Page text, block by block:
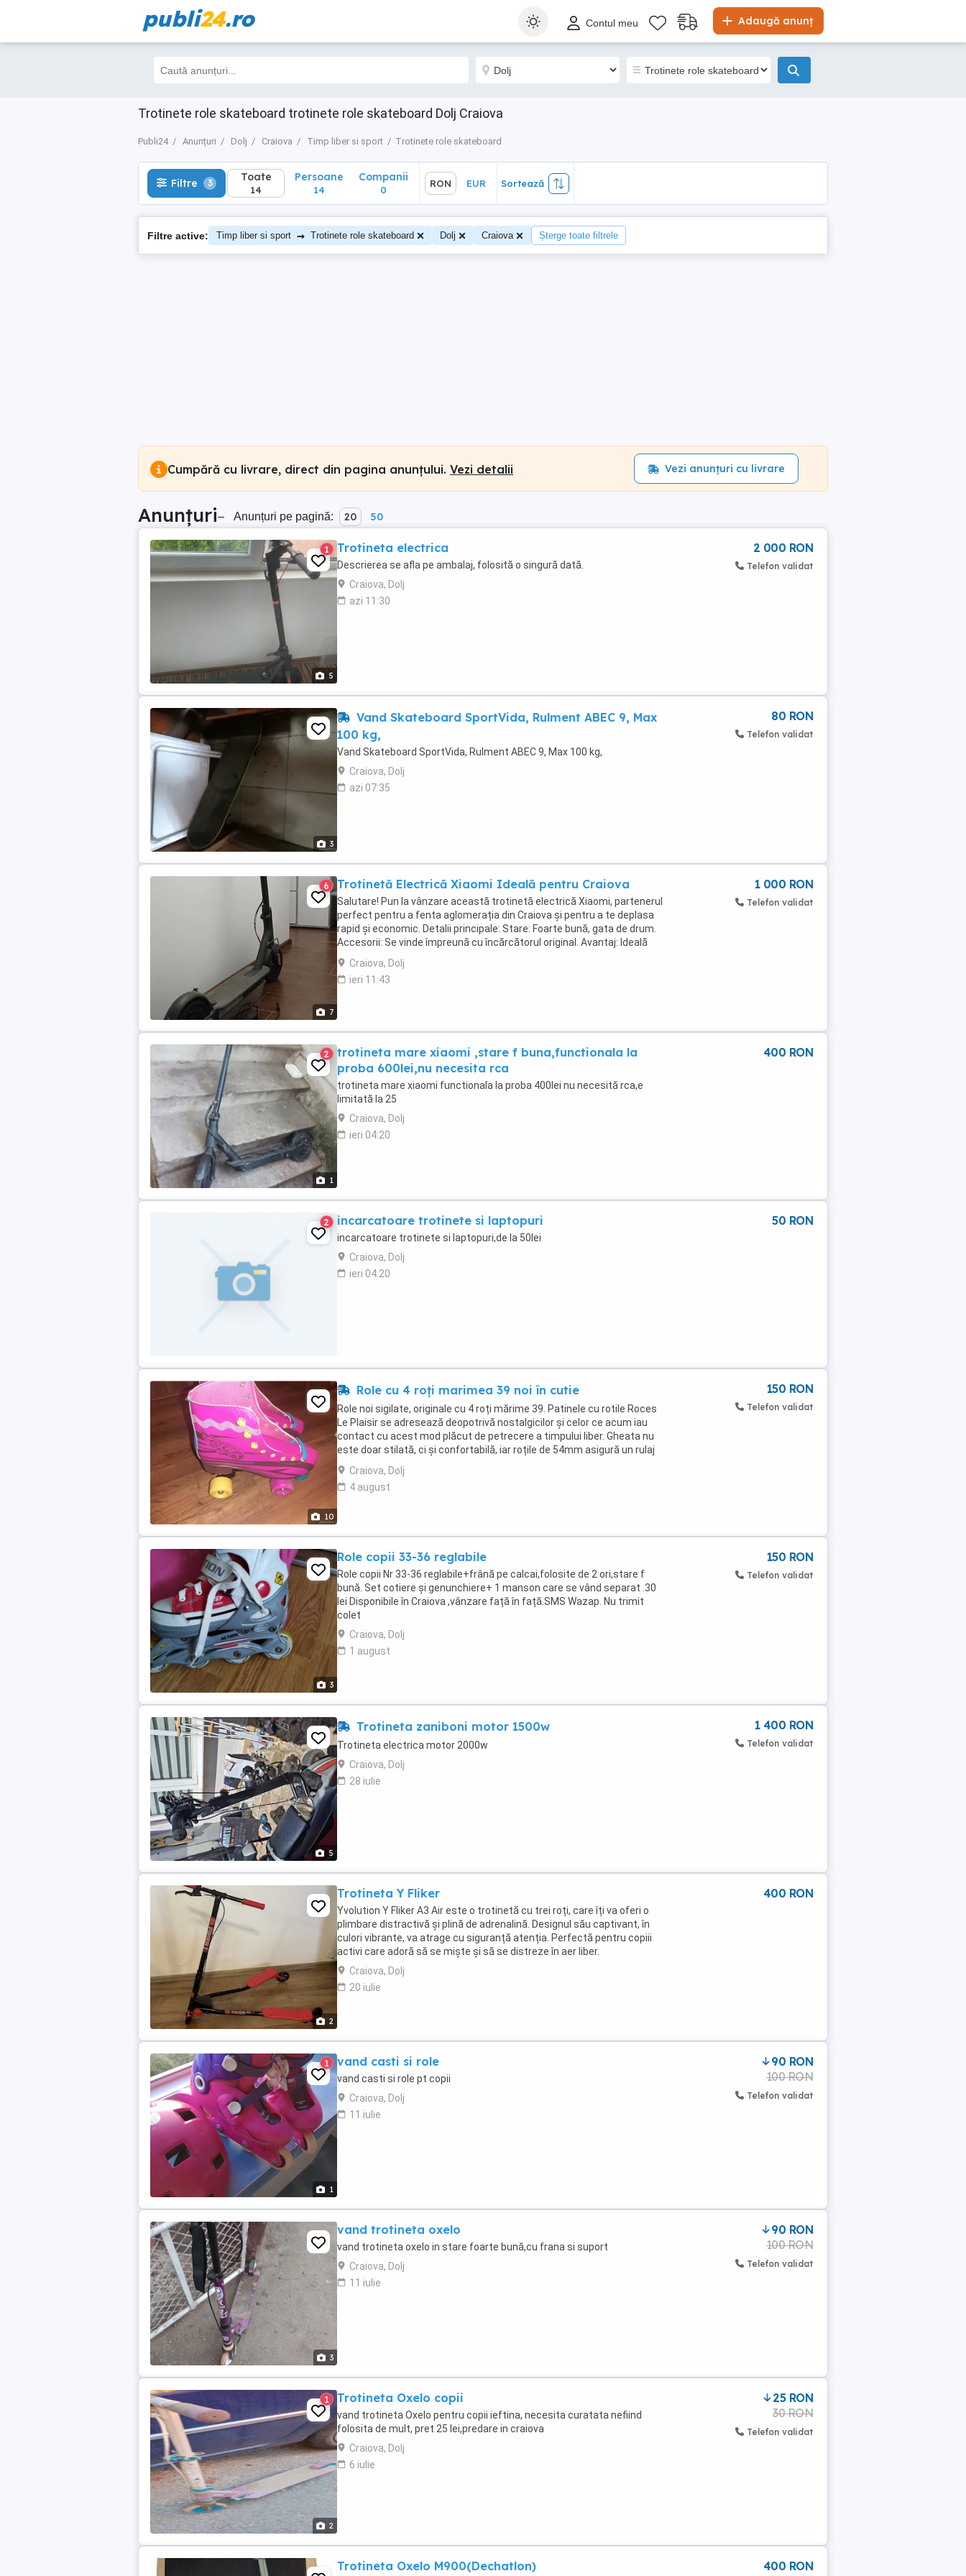
publi24.ro Adaugă anunț
Contul meu
Trotinete role skateboard trotinete role skateboard Dolj Craiova
Publi24 Anunțuri Dolj Craiova Timp liber si sport Trotinete role skateboard
Filtre 3 Toate
14
Sortează
Filtre 3 Toate
14
Persoane
14
Companii
0
RON EUR Sortează
Filtre active: Timp liber si sport → Trotinete role skateboard Dolj Craiova Șterge toate filtrele
Cumpără cu livrare, direct din pagina anunțului. Vezi detalii Vezi anunțuri cu livrare
Anunțuri– Anunțuri pe pagină: 20 50
5
1 Trotineta electrica
Descrierea se afla pe ambalaj, folosită o singură dată.
Craiova, Dolj
azi 11:30
2 000 RON
Telefon validat
3
Vand Skateboard SportVida, Rulment ABEC 9, Max
100 kg,
Vand Skateboard SportVida, Rulment ABEC 9, Max 100 kg,
Craiova, Dolj
azi 07:35
80 RON
Telefon validat
7
6 Trotinetă Electrică Xiaomi Ideală pentru Craiova
Salutare! Pun la vânzare această trotinetă electrică Xiaomi, partenerul
perfect pentru a fenta aglomerația din Craiova și pentru a te deplasa
rapid și economic. Detalii principale: Stare: Foarte bună, gata de drum.
Accesorii: Se vinde împreună cu încărcătorul original. Avantaj: Ideală
pentru naveta zilnică ...
Craiova, Dolj
ieri 11:43
1 000 RON
Telefon validat
1
2
trotineta mare xiaomi ,stare f buna,functionala la
proba 600lei,nu necesita rca
trotineta mare xiaomi functionala la proba 400lei nu necesită rca,e
limitată la 25
Craiova, Dolj
ieri 04:20
400 RON
2 incarcatoare trotinete si laptopuri
incarcatoare trotinete si laptopuri,de la 50lei
Craiova, Dolj
ieri 04:20
50 RON
10
Role cu 4 roți marimea 39 noi în cutie
Role noi sigilate, originale cu 4 roți mărime 39. Patinele cu rotile Roces
Le Plaisir se adresează deopotrivă nostalgicilor și celor ce acum iau
contact cu acest mod plăcut de petrecere a timpului liber. Gheata nu
este doar stilată, ci și confortabilă, iar roțile de 54mm asigură un rulaj
lin. Specificații Gheată ...
Craiova, Dolj
4 august
150 RON
Telefon validat
3
Role copii 33-36 reglabile
Role copii Nr 33-36 reglabile+frână pe calcai,folosite de 2 ori,stare f
bună. Set cotiere și genunchiere+ 1 manson care se vând separat .30
lei Disponibile în Craiova ,vânzare față în față.SMS Wazap. Nu trimit
colet
Craiova, Dolj
1 august
150 RON
Telefon validat
5
Trotineta zaniboni motor 1500w
Trotineta electrica motor 2000w
Craiova, Dolj
28 iulie
1 400 RON
Telefon validat
2
Trotineta Y Fliker
Yvolution Y Fliker A3 Air este o trotinetă cu trei roți, care îți va oferi o
plimbare distractivă și plină de adrenalină. Designul său captivant, în
culori vibrante, va atrage cu siguranță atenția. Perfectă pentru copiii
activi care adoră să se miște și să se distreze în aer liber.
Craiova, Dolj
20 iulie
400 RON
1
1 vand casti si role
vand casti si role pt copii
Craiova, Dolj
11 iulie
90 RON
100 RON
Telefon validat
3
vand trotineta oxelo
vand trotineta oxelo in stare foarte bună,cu frana si suport
Craiova, Dolj
11 iulie
90 RON
100 RON
Telefon validat
2
1 Trotineta Oxelo copii
vand trotineta Oxelo pentru copii ieftina, necesita curatata nefiind
folosita de mult, pret 25 lei,predare in craiova
Craiova, Dolj
6 iulie
25 RON
30 RON
Telefon validat
Trotineta Oxelo M900(Dechatlon) 400 RON